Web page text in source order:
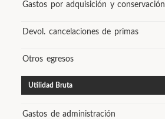
Gastos por adquisición y conservación
Devol. cancelaciones de primas
Otros egresos
Utilidad Bruta
Gastos de administración